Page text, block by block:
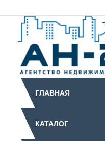
ГЛАВНАЯ
КАТАЛОГ